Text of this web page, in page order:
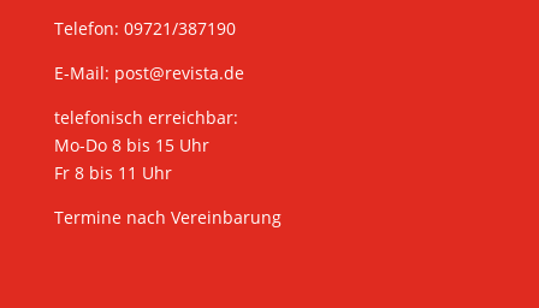
Telefon: 09721/387190
E-Mail: post@revista.de
telefonisch erreichbar:
Mo-Do 8 bis 15 Uhr
Fr 8 bis 11 Uhr
Termine nach Vereinbarung